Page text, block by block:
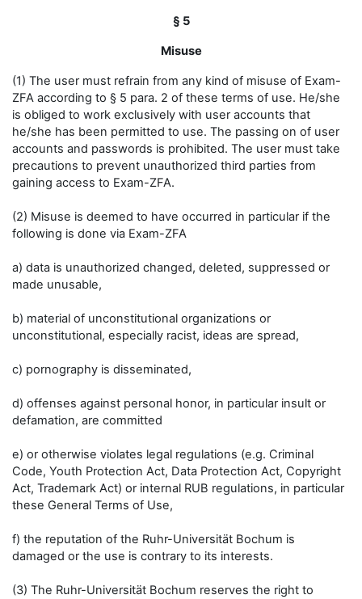
§ 5
Misuse
(1) The user must refrain from any kind of misuse of Exam-
ZFA according to § 5 para. 2 of these terms of use. He/she
is obliged to work exclusively with user accounts that
he/she has been permitted to use. The passing on of user
accounts and passwords is prohibited. The user must take
precautions to prevent unauthorized third parties from
gaining access to Exam-ZFA.
(2) Misuse is deemed to have occurred in particular if the
following is done via Exam-ZFA
a) data is unauthorized changed, deleted, suppressed or
made unusable,
b) material of unconstitutional organizations or
unconstitutional, especially racist, ideas are spread,
c) pornography is disseminated,
d) offenses against personal honor, in particular insult or
defamation, are committed
e) or otherwise violates legal regulations (e.g. Criminal
Code, Youth Protection Act, Data Protection Act, Copyright
Act, Trademark Act) or internal RUB regulations, in particular
these General Terms of Use,
f) the reputation of the Ruhr-Universität Bochum is
damaged or the use is contrary to its interests.
(3) The Ruhr-Universität Bochum reserves the right to